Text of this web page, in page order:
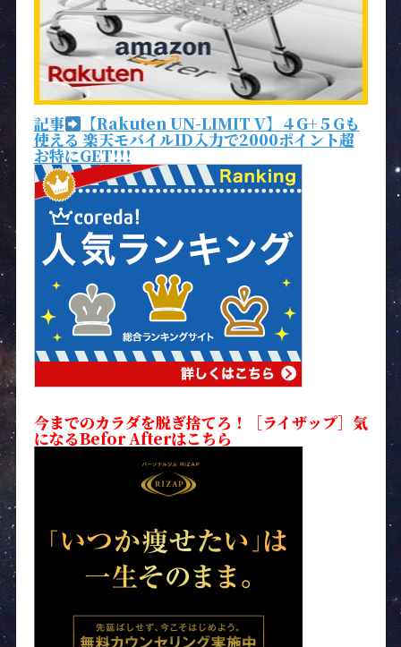
記事 【Rakuten UN-LIMIT V】４G+５Gも
使える 楽天モバイルID入力で2000ポイント超
お特にGET!!!
今までのカラダを脱ぎ捨てろ！［ライザップ］気
になるBefor Afterはこちら